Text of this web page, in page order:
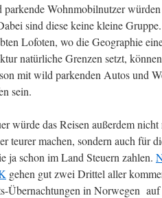
Wohnmobilnutzer
sind diese keine kleine
Lofoten, wo die Geographie
natürliche Grenzen setzt,
mit wild parkenden Autos und
sein.
würde das Reisen außerdem
teurer machen, sondern auch für
ja schon im Land Steuern zahlen.
gehen gut zwei Drittel aller
Übernachtungen in Norwegen